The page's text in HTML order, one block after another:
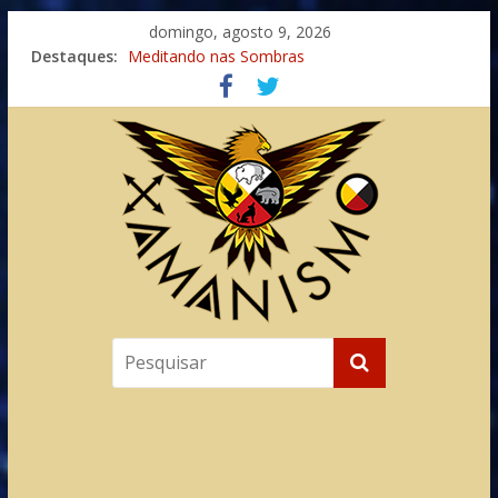
domingo, agosto 9, 2026
Destaques: Meditando nas Sombras
Autosuficiência: A Jornada do Espírito Ancestral
Xamanismo Universal
Totens – Caminho Espiritual – Crescimento
Imaginação na Cura